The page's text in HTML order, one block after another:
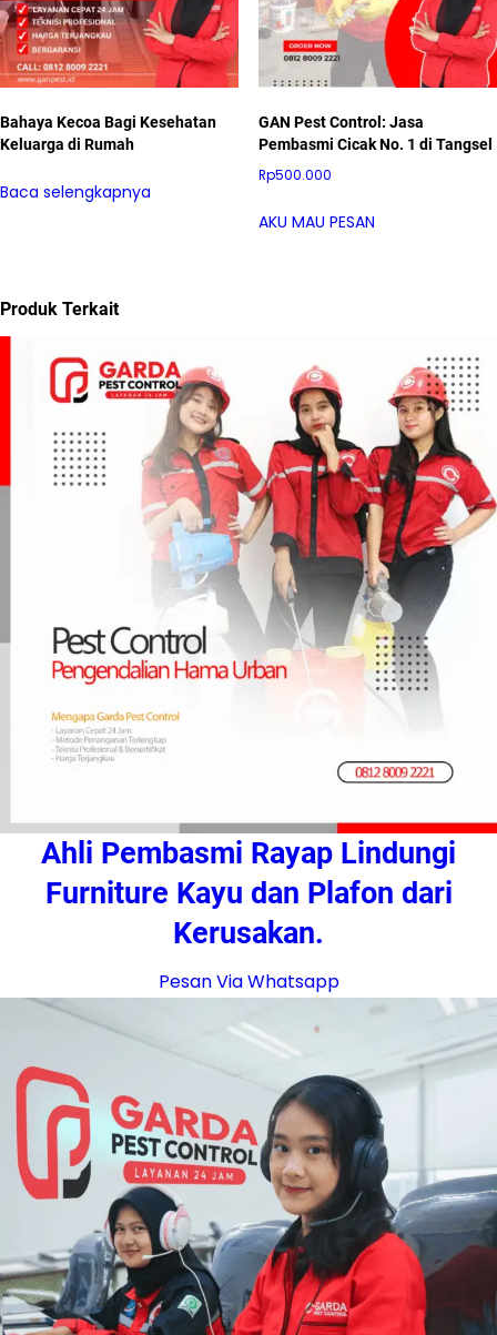
Bahaya Kecoa Bagi Kesehatan
Keluarga di Rumah
Baca selengkapnya
GAN Pest Control: Jasa
Pembasmi Cicak No. 1 di Tangsel
Rp500.000
AKU MAU PESAN
Produk Terkait
Ahli Pembasmi Rayap Lindungi
Furniture Kayu dan Plafon dari
Kerusakan.
Pesan Via Whatsapp